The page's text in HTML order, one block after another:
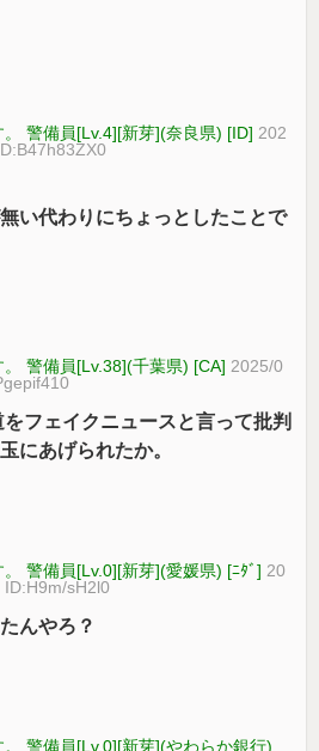
警備員[Lv.4][新芽](奈良県) [ID] 202
い代わりにちょっとしたことで
警備員[Lv.38](千葉県) [CA] 2025/0
フェイクニュースと言って批判
にあげられたか。
警備員[Lv.0][新芽](愛媛県) [ﾆﾀﾞ] 20
sH2l0
んやろ？
警備員[Lv.0][新芽](やわらか銀行)